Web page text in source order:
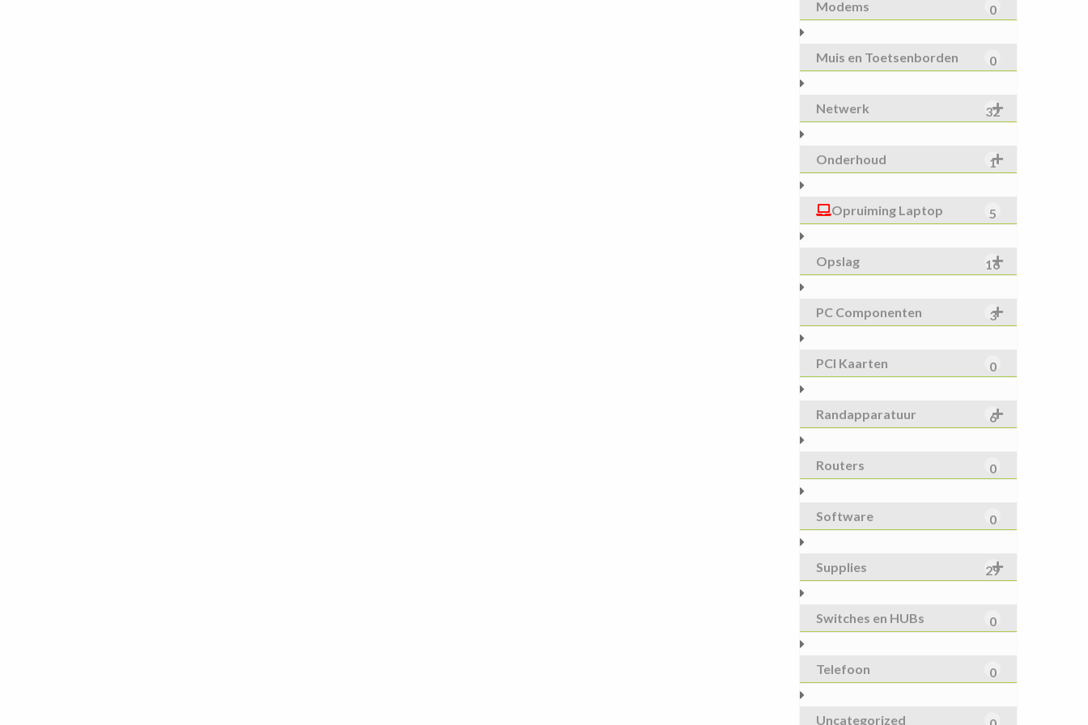
Modems 0
Muis en Toetsenborden 0
Netwerk 32
Onderhoud 1
Opruiming Laptop 5
Opslag 16
PC Componenten 3
PCI Kaarten 0
Randapparatuur 6
Routers 0
Software 0
Supplies 29
Switches en HUBs 0
Telefoon 0
Uncategorized